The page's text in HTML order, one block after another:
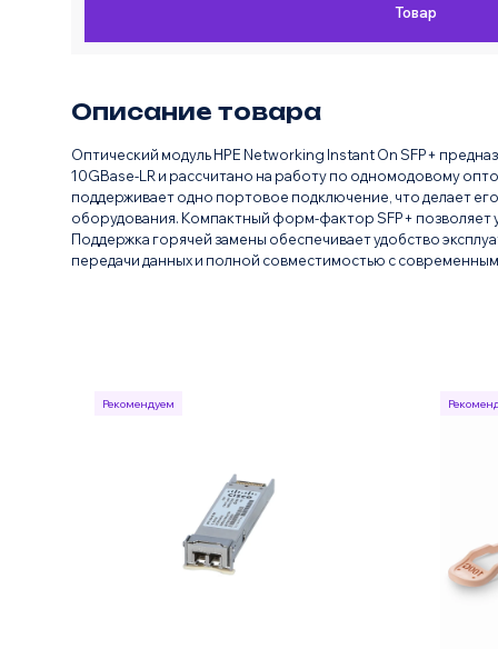
Товар
Описание товара
Оптический модуль HPE Networking Instant On SFP+
10GBase-LR и рассчитано на работу по одномодовому
поддерживает одно портовое подключение, что делает
оборудования. Компактный форм-фактор SFP+ позволяет
Поддержка горячей замены обеспечивает удобство
передачи данных и полной совместимостью с
Рекомендуем